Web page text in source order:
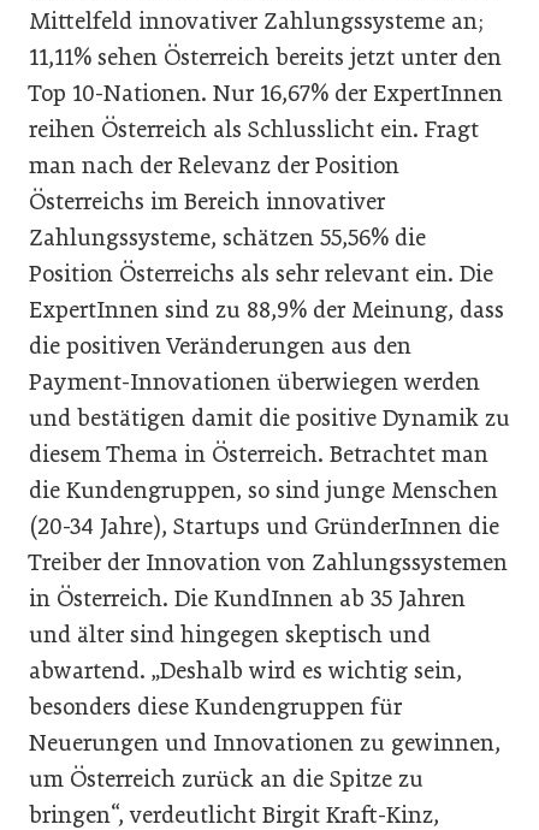
Mittelfeld innovativer Zahlungssysteme an;
11,11% sehen Österreich bereits jetzt unter den
Top 10-Nationen. Nur 16,67% der ExpertInnen
reihen Österreich als Schlusslicht ein. Fragt
man nach der Relevanz der Position
Österreichs im Bereich innovativer
Zahlungssysteme, schätzen 55,56% die
Position Österreichs als sehr relevant ein. Die
ExpertInnen sind zu 88,9% der Meinung, dass
die positiven Veränderungen aus den
Payment-Innovationen überwiegen werden
und bestätigen damit die positive Dynamik zu
diesem Thema in Österreich. Betrachtet man
die Kundengruppen, so sind junge Menschen
(20-34 Jahre), Startups und GründerInnen die
Treiber der Innovation von Zahlungssystemen
in Österreich. Die KundInnen ab 35 Jahren
und älter sind hingegen skeptisch und
abwartend. „Deshalb wird es wichtig sein,
besonders diese Kundengruppen für
Neuerungen und Innovationen zu gewinnen,
um Österreich zurück an die Spitze zu
bringen“, verdeutlicht Birgit Kraft-Kinz,